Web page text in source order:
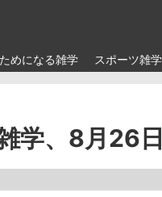
ためになる雑学 スポーツ雑学
学、8月26